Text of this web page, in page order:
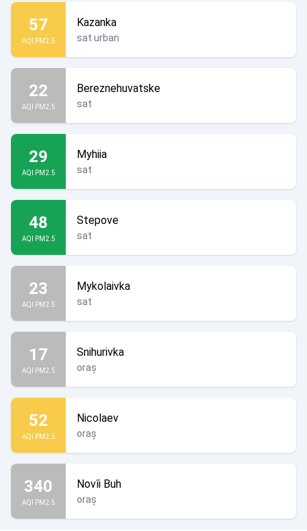
57
AQI PM2.5
Kazanka
sat urban
22
AQI PM2.5
Bereznehuvatske
sat
29
AQI PM2.5
Myhiia
sat
48
AQI PM2.5
Stepove
sat
23
AQI PM2.5
Mykolaivka
sat
17
AQI PM2.5
Snihurivka
oraș
52
AQI PM2.5
Nicolaev
oraș
340
AQI PM2.5
Novîi Buh
oraș